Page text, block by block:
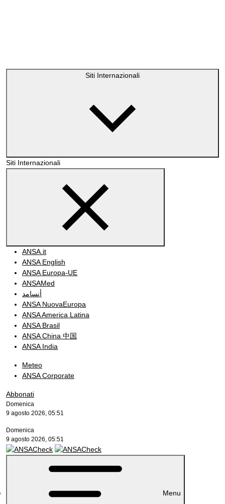
Siti Internazionali
Siti Internazionali
ANSA.it
ANSA English
ANSA Europa-UE
ANSAMed
أنسامد
ANSA NuovaEuropa
ANSA America Latina
ANSA Brasil
ANSA China 中国
ANSA India
Meteo
ANSA Corporate
Abbonati
Domenica
9 agosto 2026, 05:51
Domenica
9 agosto 2026, 05:51
Menu